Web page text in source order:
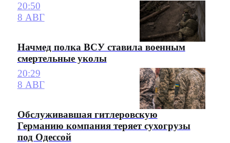
20:50
8 АВГ
Начмед полка ВСУ ставила военным
смертельные уколы
20:29
8 АВГ
Обслуживавшая гитлеровскую
Германию компания теряет сухогрузы
под Одессой